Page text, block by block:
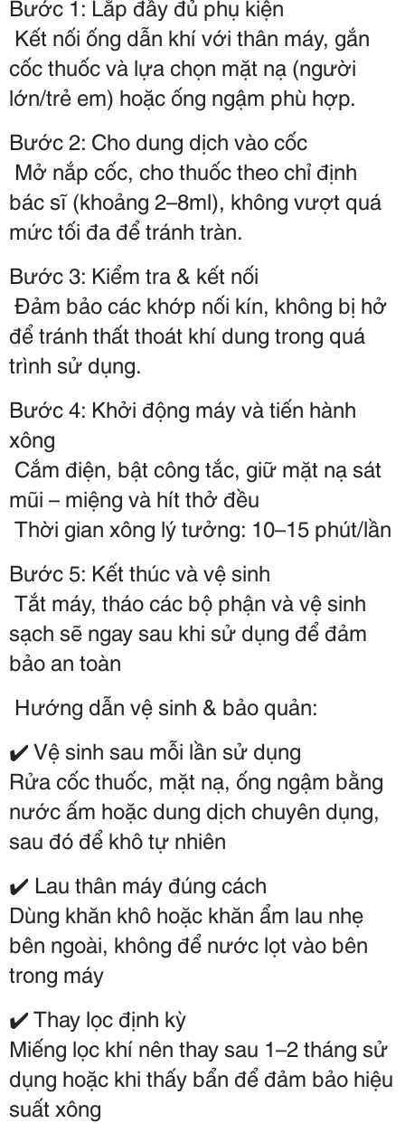
Bước 1: Lắp đầy đủ phụ kiện
cốc thuốc và lựa chọn mặt nạ (người
lớn/trẻ em) hoặc ống ngậm phù hợp.
Bước 2: Cho dung dịch vào cốc
bác sĩ (khoảng 2–8ml), không vượt quá
mức tối đa để tránh tràn.
Bước 3: Kiểm tra & kết nối
để tránh thất thoát khí dung trong quá
trình sử dụng.
Bước 4: Khởi động máy và tiến hành
xông
mũi – miệng và hít thở đều
Thời gian xông lý tưởng: 10–15 phút/lần
Bước 5: Kết thúc và vệ sinh
sạch sẽ ngay sau khi sử dụng để đảm
bảo an toàn
Hướng dẫn vệ sinh & bảo quản:
✔️ Vệ sinh sau mỗi lần sử dụng
Rửa cốc thuốc, mặt nạ, ống ngậm bằng
nước ấm hoặc dung dịch chuyên dụng,
sau đó để khô tự nhiên
✔️ Lau thân máy đúng cách
Dùng khăn khô hoặc khăn ẩm lau nhẹ
bên ngoài, không để nước lọt vào bên
trong máy
✔️ Thay lọc định kỳ
Miếng lọc khí nên thay sau 1–2 tháng sử
dụng hoặc khi thấy bẩn để đảm bảo hiệu
suất xông